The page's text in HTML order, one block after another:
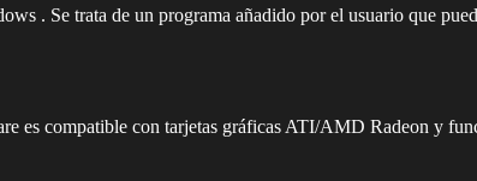
. Se trata de un programa añadido por el usuario que
es compatible con tarjetas gráficas ATI/AMD Radeon y